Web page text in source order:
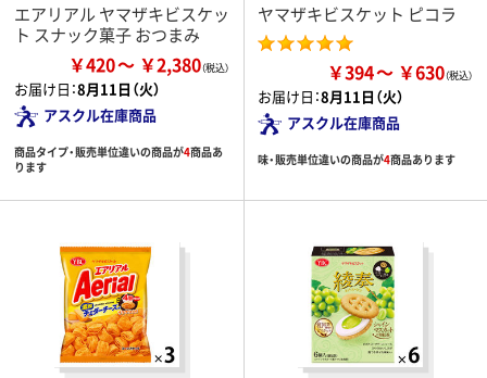
エアリアル ヤマザキビスケッ
ト スナック菓子 おつまみ
￥420 ￥2,380
お届け日：8月11日（火）
アスクル在庫商品
商品タイプ・販売単位違いの商品が4商品あ
ります
ヤマザキビスケット ピコラ
￥394 ￥630
お届け日：8月11日（火）
アスクル在庫商品
味・販売単位違いの商品が4商品あります